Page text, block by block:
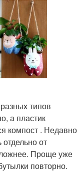
типов
а пластик
компост . Недавно
от
Проще уже
повторно.